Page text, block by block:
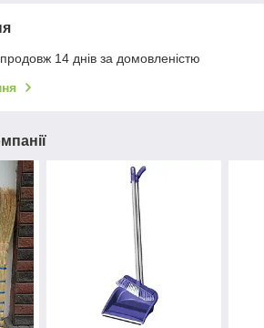
14 днів за домовленістю